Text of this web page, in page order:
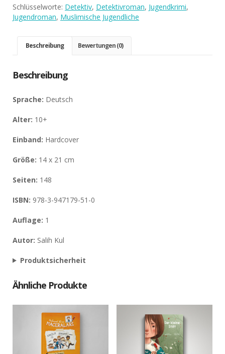
Schlüsselworte: Detektiv, Detektivroman, Jugendkrimi,
Jugendroman, Muslimische Jugendliche
Beschreibung Bewertungen (0)
Beschreibung
Sprache: Deutsch
Alter: 10+
Einband: Hardcover
Größe: 14 x 21 cm
Seiten: 148
ISBN: 978-3-947179-51-0
Auflage: 1
Autor: Salih Kul
Produktsicherheit
Ähnliche Produkte